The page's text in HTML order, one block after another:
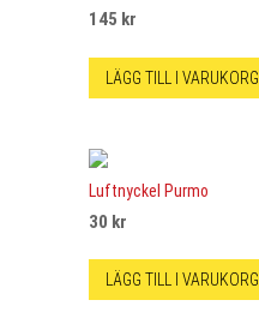
145 kr
LÄGG TILL I VARUKORG
Luftnyckel Purmo
30 kr
LÄGG TILL I VARUKORG